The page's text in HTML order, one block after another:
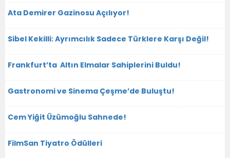
Ata Demirer Gazinosu Açılıyor!
Sibel Kekilli: Ayrımcılık Sadece Türklere Karşı Değil!
Frankfurt’ta Altın Elmalar Sahiplerini Buldu!
Gastronomi ve Sinema Çeşme’de Buluştu!
Cem Yiğit Üzümoğlu Sahnede!
FilmSan Tiyatro Ödülleri